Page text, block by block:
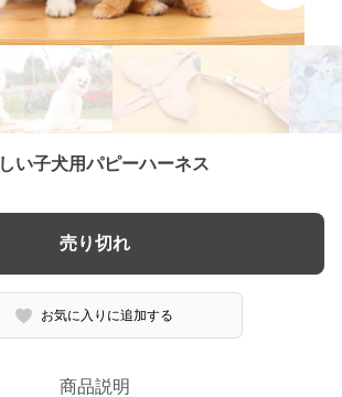
い子犬用パピーハーネス
売り切れ
お気に入りに追加する
商品説明